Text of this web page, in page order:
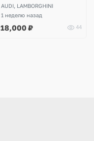
AUDI, LAMBORGHINI
1 неделю назад
18,000 ₽ 44